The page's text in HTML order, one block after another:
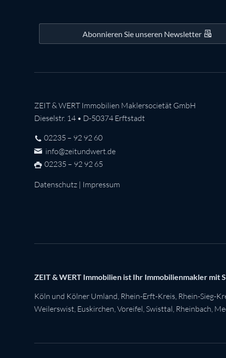
Abonnieren Sie unseren Newsletter
ZEIT & WERT Immobilien Maklersocietät GmbH
Dieselstr. 14 • D-50374 Erftstadt
02235 – 92 92 60
info@zeitundwert.de
02235 – 92 92 65
Datenschutz | Impressum
ZEIT & WERT Immobilien ist Ihr Immobilienmakler
Köln und Kölner Umland, Rhein-Erft-Kreis, Rhein-Sieg-
Weilerswist, Euskirchen, Voreifel, Swisttal, Rheinbach,